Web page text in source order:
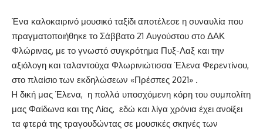
Ένα καλοκαιρινό μουσικό ταξίδι αποτέλεσε η συναυλία που
πραγματοποιήθηκε το Σάββατο 21 Αυγούστου στο ΔΑΚ
Φλώρινας, με το γνωστό συγκρότημα Πυξ-Λαξ και την
αξιόλογη και ταλαντούχα Φλωρινιώτισσα Έλενα Φερεντίνου,
στο πλαίσιο των εκδηλώσεων «Πρέσπες 2021» .
H δική μας Έλενα, η πολλά υποσχόμενη κόρη του συμπολίτη
μας Φαίδωνα και της Λίας, εδώ και λίγα χρόνια έχει ανοίξει
τα φτερά της τραγουδώντας σε μουσικές σκηνές των